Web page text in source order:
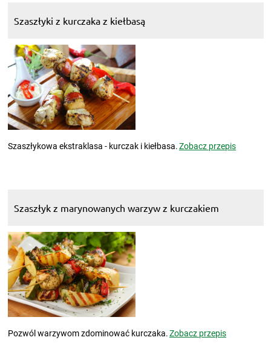
Szaszłyki z kurczaka z kiełbasą
Szaszłykowa ekstraklasa - kurczak i kiełbasa.Zobacz przepis
Szaszłyk z marynowanych warzyw z kurczakiem
Pozwól warzywom zdominować kurczaka.Zobacz przepis